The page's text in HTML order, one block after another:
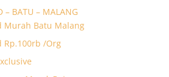
– BATU – MALANG
Murah Batu Malang
Rp.100rb /Org